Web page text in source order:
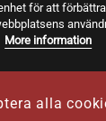
för att
More information
alla